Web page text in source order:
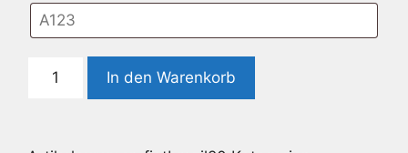
Code
In den Warenkorb